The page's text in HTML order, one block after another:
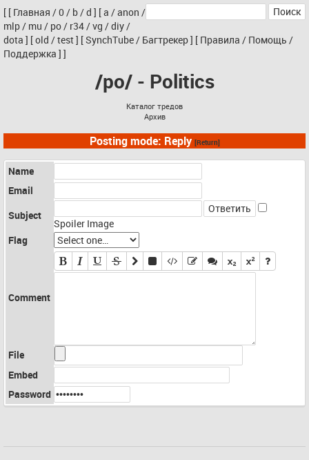
[ [ Главная /0 / b/d ] [a /anon /
mlp/ mu / po/ r34/vg /diy/
dota ] [old /test] [SynchTube/ Багтрекер] [ Правила / Помощь /
Поддержка ] ]
/po/ - Politics
Каталог тредов
Архив
Posting mode: Reply [Return]
Name
Email
Subject
Spoiler Image
Flag
Comment
File
Embed
Password